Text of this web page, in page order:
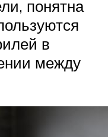
понятна
в
между